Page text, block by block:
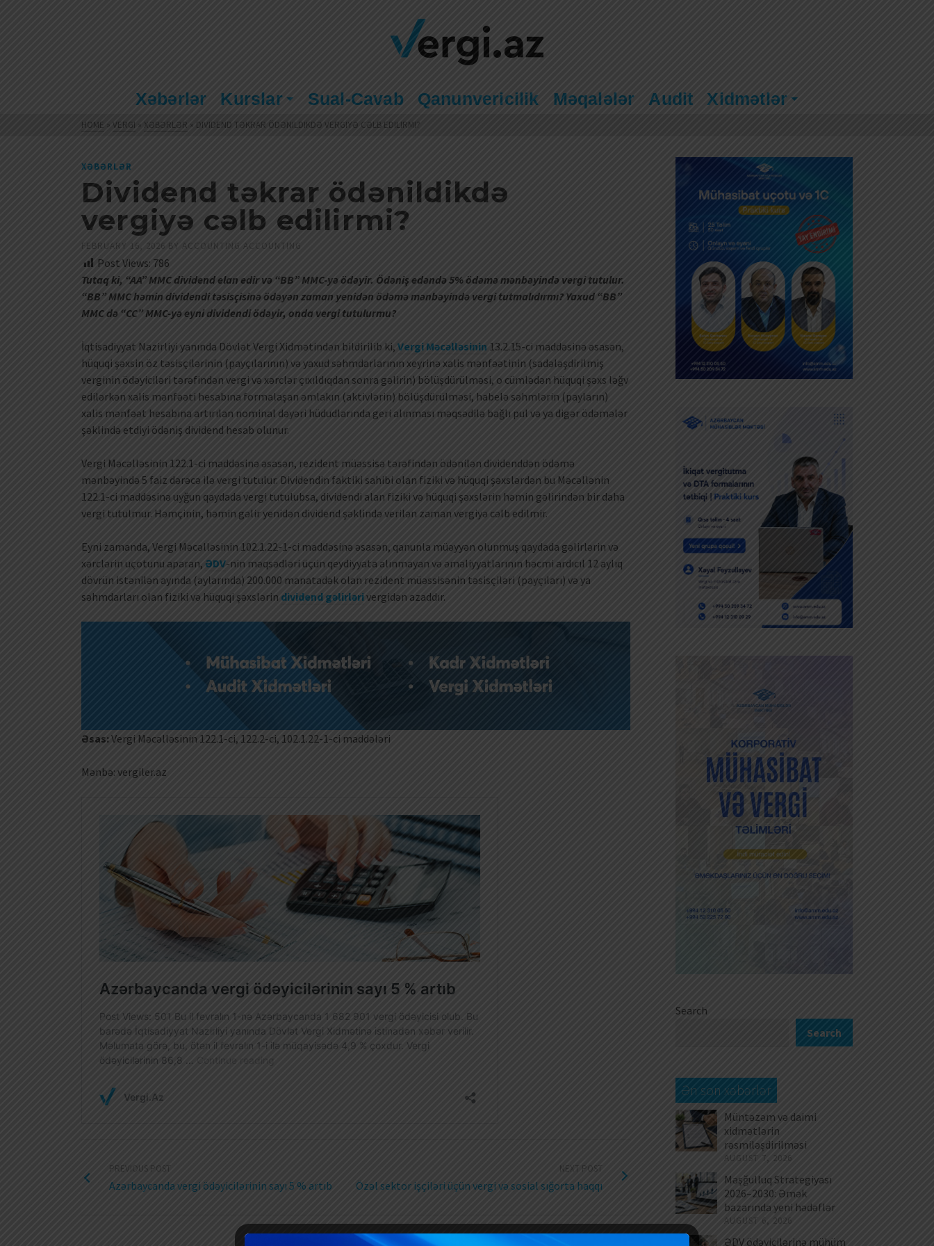
Xəbərlər Kurslar Sual-Cavab Qanunvericilik Məqalələr Audit Xidmətlər
HOME » VERGI » XƏBƏRLƏR » DIVIDEND TƏKRAR ÖDƏNILDIKDƏ VERGIYƏ CƏLB EDILIRMI?
XƏBƏRLƏR
Dividend təkrar ödənildikdə
vergiyə cəlb edilirmi?
FEBRUARY 16, 2026 BY ACCOUNTING ACCOUNTING
Post Views: 786
Tutaq ki, “AA” MMC dividend elan edir və “BB” MMC-yə ödəyir. Ödəniş edəndə 5% ödəmə mənbəyində vergi tutulur.
“BB” MMC həmin dividendi təsisçisinə ödəyən zaman yenidən ödəmə mənbəyində vergi tutmalıdırmı? Yaxud “BB”
MMC də “CC” MMC-yə eyni dividendi ödəyir, onda vergi tutulurmu?
İqtisadiyyat Nazirliyi yanında Dövlət Vergi Xidmətindən bildirilib ki, Vergi Məcəlləsinin 13.2.15-ci maddəsinə əsasən,
hüquqi şəxsin öz təsisçilərinin (payçılarının) və yaxud səhmdarlarının xeyrinə xalis mənfəətinin (sadələşdirilmiş
verginin ödəyiciləri tərəfindən vergi və xərclər çıxıldıqdan sonra gəlirin) bölüşdürülməsi, o cümlədən hüquqi şəxs ləğv
edilərkən xalis mənfəəti hesabına formalaşan əmlakın (aktivlərin) bölüşdürülməsi, habelə səhmlərin (payların)
xalis mənfəət hesabına artırılan nominal dəyəri hüdudlarında geri alınması məqsədilə bağlı pul və ya digər ödəmələr
şəklində etdiyi ödəniş dividend hesab olunur.
Vergi Məcəlləsinin 122.1-ci maddəsinə əsasən, rezident müəssisə tərəfindən ödənilən dividenddən ödəmə
mənbəyində 5 faiz dərəcə ilə vergi tutulur. Dividendin faktiki sahibi olan fiziki və hüquqi şəxslərdən bu Məcəllənin
122.1-ci maddəsinə uyğun qaydada vergi tutulubsa, dividendi alan fiziki və hüquqi şəxslərin həmin gəlirindən bir daha
vergi tutulmur. Həmçinin, həmin gəlir yenidən dividend şəklində verilən zaman vergiyə cəlb edilmir.
Eyni zamanda, Vergi Məcəlləsinin 102.1.22-1-ci maddəsinə əsasən, qanunla müəyyən olunmuş qaydada gəlirlərin və
xərclərin uçotunu aparan, ƏDV-nin məqsədləri üçün qeydiyyata alınmayan və əməliyyatlarının həcmi ardıcıl 12 aylıq
dövrün istənilən ayında (aylarında) 200.000 manatadək olan rezident müəssisənin təsisçiləri (payçıları) və ya
səhmdarları olan fiziki və hüquqi şəxslərin dividend gəlirlərivergidən azaddır.
Əsas:Vergi Məcəlləsinin 122.1-ci, 122.2-ci, 102.1.22-1-ci maddələri
Mənbə: vergiler.az
PREVIOUS POST
Azərbaycanda vergi ödəyicilərinin sayı 5 % artıb
NEXT POST
Özəl sektor işçiləri üçün vergi və sosial sığorta haqqı
Search
Search
Ən son xəbərlər
Müntəzəm və daimi
xidmətlərin
rəsmiləşdirilməsi
AUGUST 7, 2026
Məşğulluq Strategiyası
2026–2030: Əmək
bazarında yeni hədəflər
AUGUST 6, 2026
ƏDV ödəyicilərinə mühüm